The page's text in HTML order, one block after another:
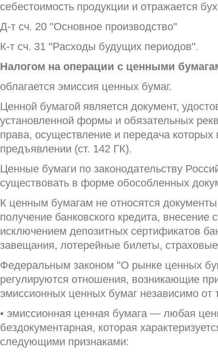
себестоимость продукции и отражается
Д-т сч. 20 "Основное производство"
К-т сч. 31 "Расходы будущих периодов".
Налогом на операции с ценными
облагается эмиссия ценных бумаг.
Ценной бумагой является документ,
установленной формы и обязательных
права, осуществление и передача
предъявлении (ст. 142 ГК).
Ценные бумаги по законодательству
существовать в форме обособленных
К ценным бумагам не относятся
получение банковского кредита, внесение
исключением депозитных сертификатов
завещания, лотерейные билеты,
Федеральным законом "О рынке ценных
регулируются отношения, возникающие
эмиссионных ценных бумаг независимо от
• эмиссионная ценная бумага — любая
бездокументарная, которая
следующими признаками: